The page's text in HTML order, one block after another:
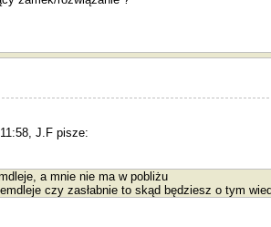
J.F pisze:
a mnie nie ma w pobliżu
czy zasłabnie to skąd będziesz o tym